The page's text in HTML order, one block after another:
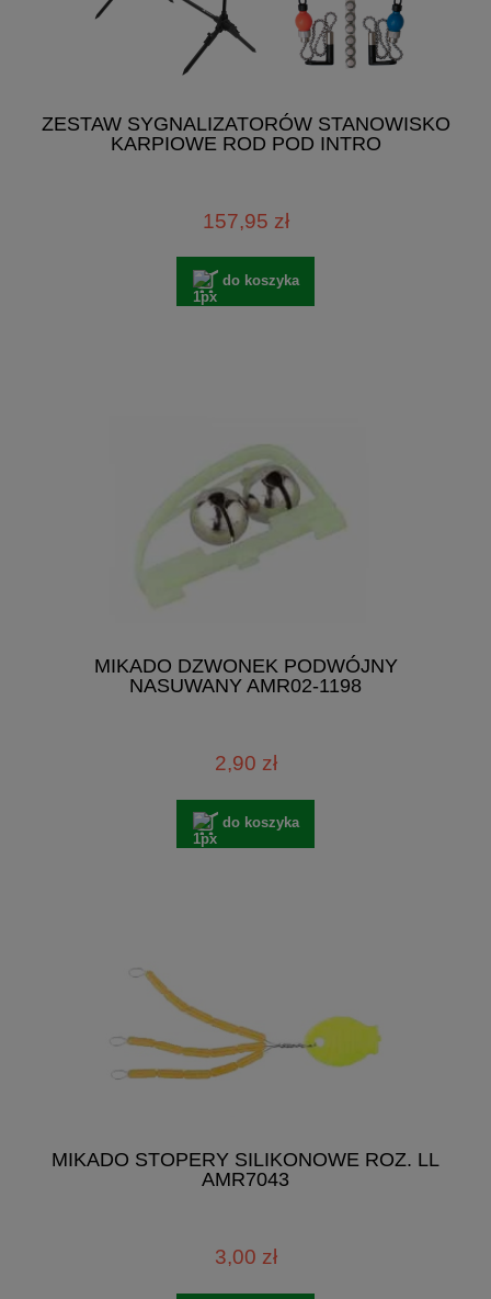
ZESTAW SYGNALIZATORÓW STANOWISKO
KARPIOWE ROD POD INTRO
157,95 zł
do koszyka
MIKADO DZWONEK PODWÓJNY
NASUWANY AMR02-1198
2,90 zł
do koszyka
MIKADO STOPERY SILIKONOWE ROZ. LL
AMR7043
3,00 zł